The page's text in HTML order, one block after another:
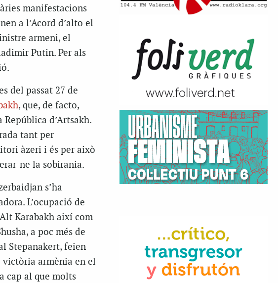
manifestacions
a l’Acord d’alto el
armeni, el
Putin. Per als
del passat 27 de
, que, de facto,
d’Artsakh.
tant per
àzeri i és per això
ne la sobirania.
s’ha
L’ocupació de
Karabakh així com
a poc més de
Stepanakert, feien
victòria armènia en el
cap al que molts